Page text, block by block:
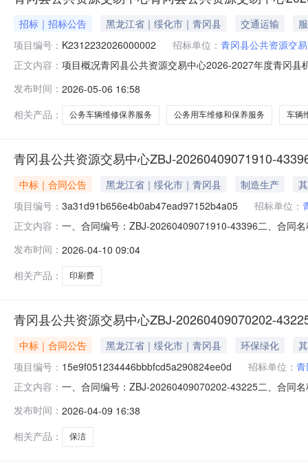
招标｜招标公告 黑龙江省｜绥化市｜青冈县 交通运输
项目编号： K2312232026000002 招标单位： 青冈县公共资源交
正文内容： 项目概况青冈县公共资源交易中心2026-2027年度青冈
冈县机关事业单位公务车辆维修保养服务（三类及以上
易中心2、联系人：赵娜3、联
发布时间： 2026-05-06 16:58
相关产品：
公务车辆维修保养服务 公务用车维修和保养服务 车辆
青冈县公共资源交易中心ZBJ-20260409071910-
中标｜合同公告 黑龙江省｜绥化市｜青冈县 制造生产
项目编号： 3a31d91b656e4b0ab47ead97152b4a05 招标单位：
正文内容： 一、合同编号：ZBJ-20260409071910-43396二、合同
系方式：165345668833六、合同主要信息主要标的：
发布时间： 2026-04-10 09:04
相关产品：
印刷费
青冈县公共资源交易中心ZBJ-20260409070202-
中标｜合同公告 黑龙江省｜绥化市｜青冈县 环保绿化
项目编号： 15e9f051234446bbbfcd5a290824ee0d 招标单位：
正文内容： 一、合同编号：ZBJ-20260409070202-43225二、合同
冈县阳光新城小区2期西厢房负1层7号车库联系方式：
发布时间： 2026-04-09 16:38
相关产品：
保洁